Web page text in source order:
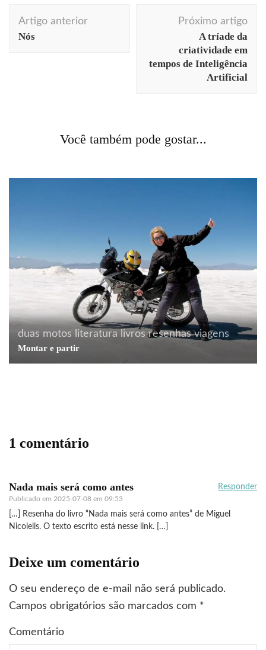
Navegação
de
Artigo anterior
Nós
Próximo artigo
A tríade da
criatividade em
tempos de Inteligência
Artificial
Você também pode gostar...
O homem que amava as palavras
duas motos literatura livros resenhas viagens
Montar e partir
literatura livros
Nada sobre foguetes
1 comentário
Nada mais será como antes
Publicado em 2025-07-08 em 09:53
Responder
[…] Resenha do livro “Nada mais será como antes” de Miguel
Nicolelis. O texto escrito está nesse link. […]
Deixe um comentário
O seu endereço de e-mail não será publicado.
Campos obrigatórios são marcados com *
Comentário